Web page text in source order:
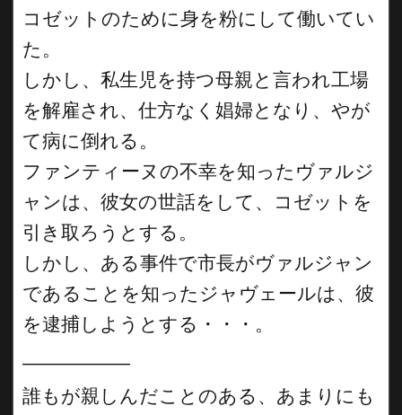
コゼットのために身を粉にして働いてい
た。
しかし、私生児を持つ母親と言われ工場
を解雇され、仕方なく娼婦となり、やが
て病に倒れる。
ファンティーヌの不幸を知ったヴァルジ
ャンは、彼女の世話をして、コゼットを
引き取ろうとする。
しかし、ある事件で市長がヴァルジャン
であることを知ったジャヴェールは、彼
を逮捕しようとする・・・。
誰もが親しんだことのある、あまりにも